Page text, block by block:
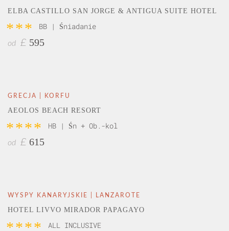
ELBA CASTILLO SAN JORGE & ANTIGUA SUITE HOTEL
*** BB | Śniadanie
od £ 595
GRECJA | KORFU
AEOLOS BEACH RESORT
**** HB | Śn + Ob.-kol
od £ 615
WYSPY KANARYJSKIE | LANZAROTE
HOTEL LIVVO MIRADOR PAPAGAYO
**** ALL INCLUSIVE